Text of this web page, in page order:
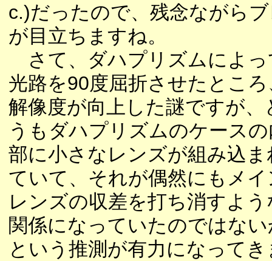
c.)だったので、残念ながら
が目立ちますね。
さて、ダハプリズムによっ
光路を90度屈折させたところ
解像度が向上した謎ですが、
うもダハプリズムのケース
部に小さなレンズが組み込ま
ていて、それが偶然にもメイ
レンズの収差を打ち消すよう
関係になっていたのではな
という推測が有力になってき